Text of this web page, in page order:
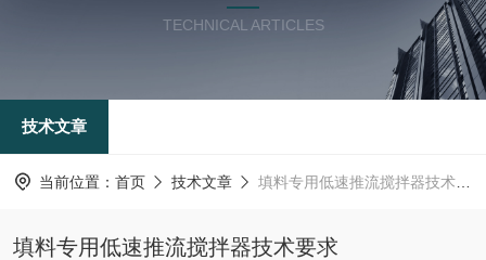
TECHNICAL ARTICLES
技术文章
当前位置： 首页 技术文章 填料专用低速推流搅拌器技术要求
填料专用低速推流搅拌器技术要求